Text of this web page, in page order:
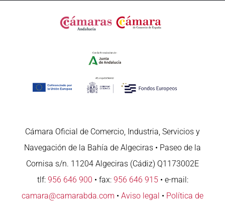
Cámara Oficial de Comercio, Industria, Servicios y
Navegación de la Bahía de Algeciras • Paseo de la
Cornisa s/n. 11204 Algeciras (Cádiz) Q1173002E
tlf: 956 646 900 • fax: 956 646 915• e-mail:
camara@camarabda.com • Aviso legal • Política de